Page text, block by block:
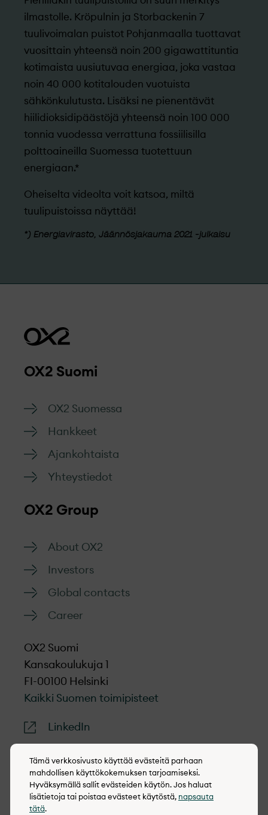
ilmastolle. Kröpulnin ja Storbackenin 7
tuulivoimalan puistot Pohjanmaalla tuottavat
vuosittain yhteensä noin 200 gigawattituntia
kotimaista uusiutuvaa energiaa, joka vastaa
noin 40 000 kotitalouden vuotuista
sähkönkulutusta. Lisäksi ne pienentävät
hiilidioksidipäästöjä yhteensä noin 100 000
tonnia vuodessa verrattuna fossiilisilla
polttoaineilla Suomessa tuotettuun
energiaan.*
Oheiselta videolta voit katsoa, miltä
tuulipuistoissa näyttää!
*) Energiavirasto, Jäännösjakauma 2021 -julkaisu
OX2 Suomi
OX2 Suomessa
Hankkeet
Ajankohtaista
Yhteystiedot
OX2 Group
About OX2
Investors
Global contacts
Career
OX2 Suomi
Kansakoulukuja 1
FI-00100 Helsinki
Kaikki Suomen toimipisteet
LinkedIn
© 2022-2026 OX2
Tämä verkkosivusto käyttää evästeitä parhaan
mahdollisen käyttökokemuksen tarjoamiseksi.
Hyväksymällä sallit evästeiden käytön. Jos haluat
lisätietoja tai poistaa evästeet käytöstä, napsauta
tätä.